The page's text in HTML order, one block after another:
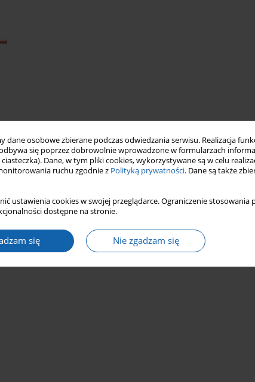
dane osobowe zbierane podczas odwiedzania serwisu. Realizacja
się poprzez dobrowolnie wprowadzone w formularzach
Dane, w tym pliki cookies, wykorzystywane są w celu
ruchu zgodnie z Polityką prywatności. Dane są także
ustawienia cookies w swojej przeglądarce. Ograniczenie
dostępne na stronie.
się Nie zgadzam się